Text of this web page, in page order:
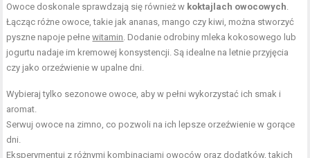
Owoce doskonale sprawdzają się również w koktajlach owocowych
Łącząc różne owoce, takie jak ananas, mango czy kiwi, można stworzyć
pyszne napoje pełnewitamin . Dodanie odrobiny mleka kokosowego lub
jogurtu nadaje im kremowej konsystencji. Są idealne na letnie przyjęcia
czy jako orzeźwienie w upalne dni.
Wybieraj tylko sezonowe owoce, aby w pełni wykorzystać ich smak i
aromat.
Serwuj owoce na zimno, co pozwoli na ich lepsze orzeźwienie w gorące
dni.
Eksperymentuj z różnymi kombinacjami owoców oraz dodatków, takich